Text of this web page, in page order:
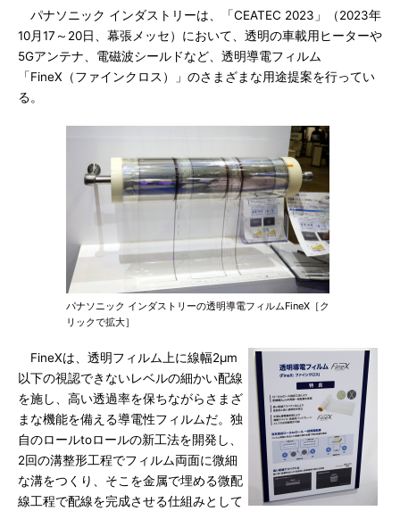
パナソニック インダストリーは、「CEATEC 2023」（2023年
10月17～20日、幕張メッセ）において、透明の車載用ヒーターや
5Gアンテナ、電磁波シールドなど、透明導電フィルム
「FineX（ファインクロス）」のさまざまな用途提案を行ってい
る。
パナソニック インダストリーの透明導電フィルムFineX［ク
リックで拡大］
FineXは、透明フィルム上に線幅2μm
以下の視認できないレベルの細かい配線
を施し、高い透過率を保ちながらさまざ
まな機能を備える導電性フィルムだ。独
自のロールtoロールの新工法を開発し、
2回の溝整形工程でフィルム両面に微細
な溝をつくり、そこを金属で埋める微配
線工程で配線を完成させる仕組みとして